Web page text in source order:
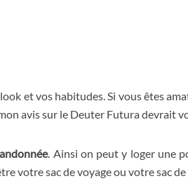
et vos habitudes. Si vous êtes
avis sur le Deuter Futura devrait
. Ainsi on peut y loger une
votre sac de voyage ou votre sac